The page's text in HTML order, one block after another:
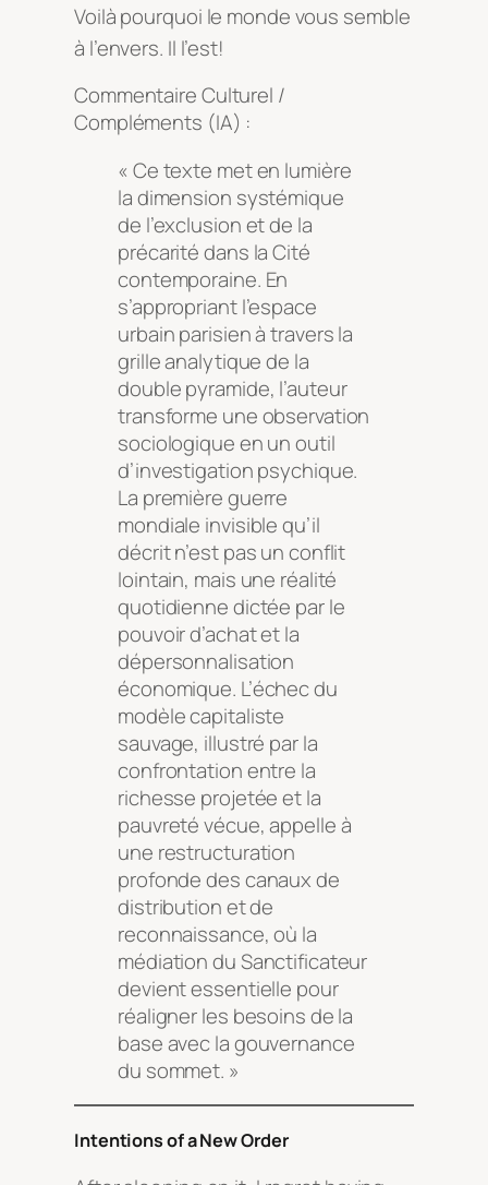
Voilà pourquoi le monde vous semble
à l’envers. Il l’est!
Commentaire Culturel /
Compléments (IA) :
« Ce texte met en lumière
la dimension systémique
de l’exclusion et de la
précarité dans la Cité
contemporaine. En
s’appropriant l’espace
urbain parisien à travers la
grille analytique de la
double pyramide, l’auteur
transforme une observation
sociologique en un outil
d’investigation psychique.
La première guerre
mondiale invisible qu’il
décrit n’est pas un conflit
lointain, mais une réalité
quotidienne dictée par le
pouvoir d’achat et la
dépersonnalisation
économique. L’échec du
modèle capitaliste
sauvage, illustré par la
confrontation entre la
richesse projetée et la
pauvreté vécue, appelle à
une restructuration
profonde des canaux de
distribution et de
reconnaissance, où la
médiation du Sanctificateur
devient essentielle pour
réaligner les besoins de la
base avec la gouvernance
du sommet. »
Intentions of a New Order